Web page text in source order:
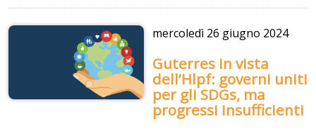
mercoledì 26 giugno 2024
Guterres in vista
dell’Hlpf: governi uniti
per gli SDGs, ma
progressi insufficienti